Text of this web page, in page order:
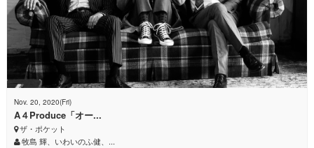
Nov. 20, 2020(Fri)
A４Produce「オー...
ザ・ポケット
牧島 輝、いわいのふ健、...